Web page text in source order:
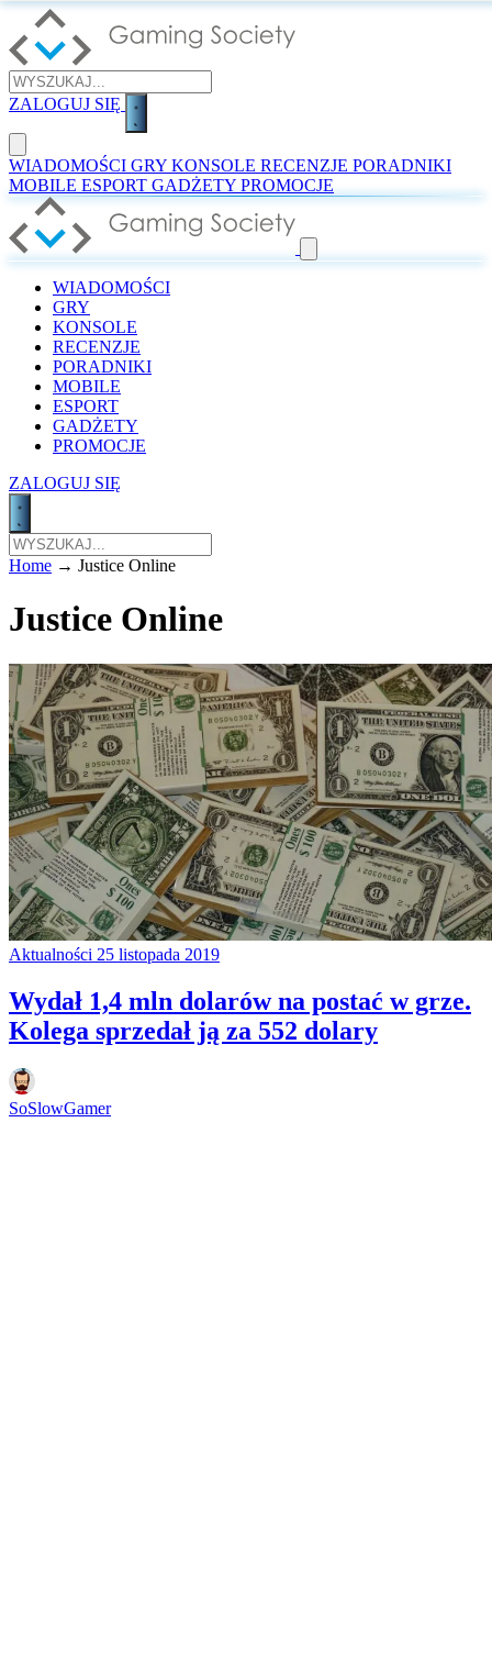
ZALOGUJ SIĘ
WIADOMOŚCI GRY KONSOLE RECENZJE PORADNIKI
MOBILE ESPORT GADŻETY PROMOCJE
WIADOMOŚCI
GRY
KONSOLE
RECENZJE
PORADNIKI
MOBILE
ESPORT
GADŻETY
PROMOCJE
ZALOGUJ SIĘ
Home → Justice Online
Justice Online
Aktualności 25 listopada 2019
Wydał 1,4 mln dolarów na postać w grze.
Kolega sprzedał ją za 552 dolary
SoSlowGamer